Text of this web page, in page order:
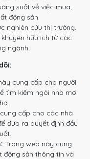
suốt về việc mua,
động sản.
nghiên cứu thị trường.
hữu ích từ các
ngành.
cung cấp cho người
tìm kiếm ngôi nhà mơ
cấp cho các nhà
đưa ra quyết định đầu
Trang web này cung
sản thông tin và